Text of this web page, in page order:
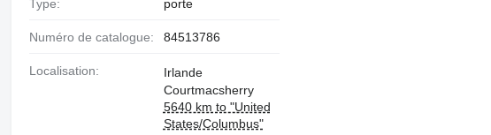
Type: porte
Numéro de catalogue: 84513786
Localisation:
Irlande
Courtmacsherry
5640 km to "United
States/Columbus"